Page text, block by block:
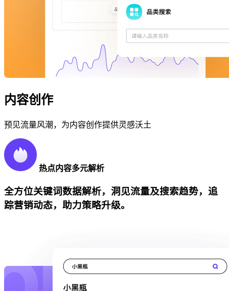
内容创作
预见流量风潮，为内容创作提供灵感沃土
热点内容多元解析
全方位关键词数据解析，洞见流量及搜索趋势，追
踪营销动态，助力策略升级。